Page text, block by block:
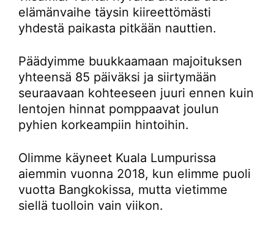
elämänvaihe täysin kiireettömästi
yhdestä paikasta pitkään nauttien.
Päädyimme buukkaamaan majoituksen
yhteensä 85 päiväksi ja siirtymään
seuraavaan kohteeseen juuri ennen kuin
lentojen hinnat pomppaavat joulun
pyhien korkeampiin hintoihin.
Olimme käyneet Kuala Lumpurissa
aiemmin vuonna 2018, kun elimme puoli
vuotta Bangkokissa, mutta vietimme
siellä tuolloin vain viikon.